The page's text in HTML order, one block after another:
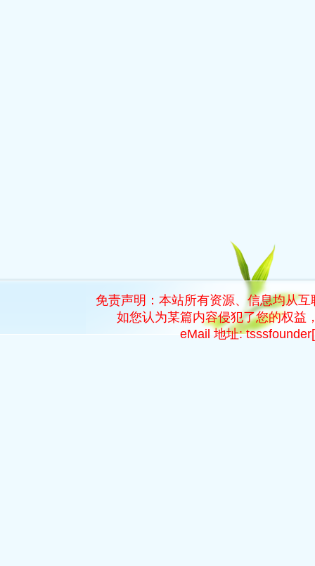
免责声明：本站所有资源、信息均从
如您认为某篇内容侵犯了您的权益
eMail 地址: